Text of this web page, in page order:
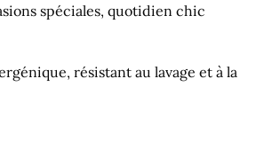
spéciales, quotidien chic
résistant au lavage et à la